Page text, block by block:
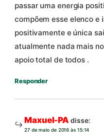
passar uma energia
compõem esse elenco e
positivamente e única
atualmente nada mais
apoio total de todos .
Responder
Maxuel-PA disse:
27 de maio de 2016 às 15:14